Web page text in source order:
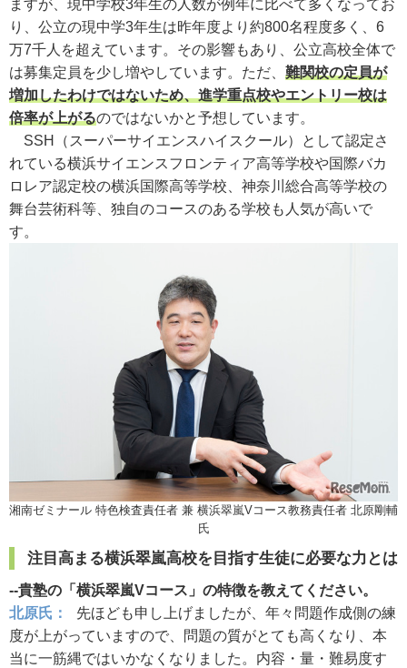
ますが、現中学校3年生の人数が例年に比べて多くなってお
り、公立の現中学3年生は昨年度より約800名程度多く、6
万7千人を超えています。その影響もあり、公立高校全体で
は募集定員を少し増やしています。ただ、 難関校の定員が
増加したわけではないため、進学重点校やエントリー校は
倍率が上がるのではないかと予想しています。
SSH（スーパーサイエンスハイスクール）として認定さ
れている横浜サイエンスフロンティア高等学校や国際バカ
ロレア認定校の横浜国際高等学校、神奈川総合高等学校の
舞台芸術科等、独自のコースのある学校も人気が高いで
す。
湘南ゼミナール 特色検査責任者 兼 横浜翠嵐Vコース教務責任者 北原剛輔
氏
注目高まる横浜翠嵐高校を目指す生徒に必要な力とは
--貴塾の「横浜翠嵐Vコース」の特徴を教えてください。
北原氏：
先ほども申し上げましたが、年々問題作成側の練
度が上がっていますので、問題の質がとても高くなり、本
当に一筋縄ではいかなくなりました。内容・量・難易度す